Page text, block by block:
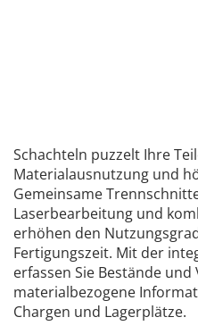
Schachteln puzzelt Ihre
Materialausnutzung und
Gemeinsame
Laserbearbeitung und
erhöhen den
Fertigungszeit. Mit der
erfassen Sie Bestände
materialbezogene
Chargen und Lagerplätze.